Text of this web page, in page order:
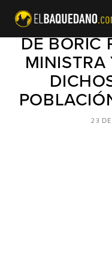
DE BORIC
MINISTRA
23